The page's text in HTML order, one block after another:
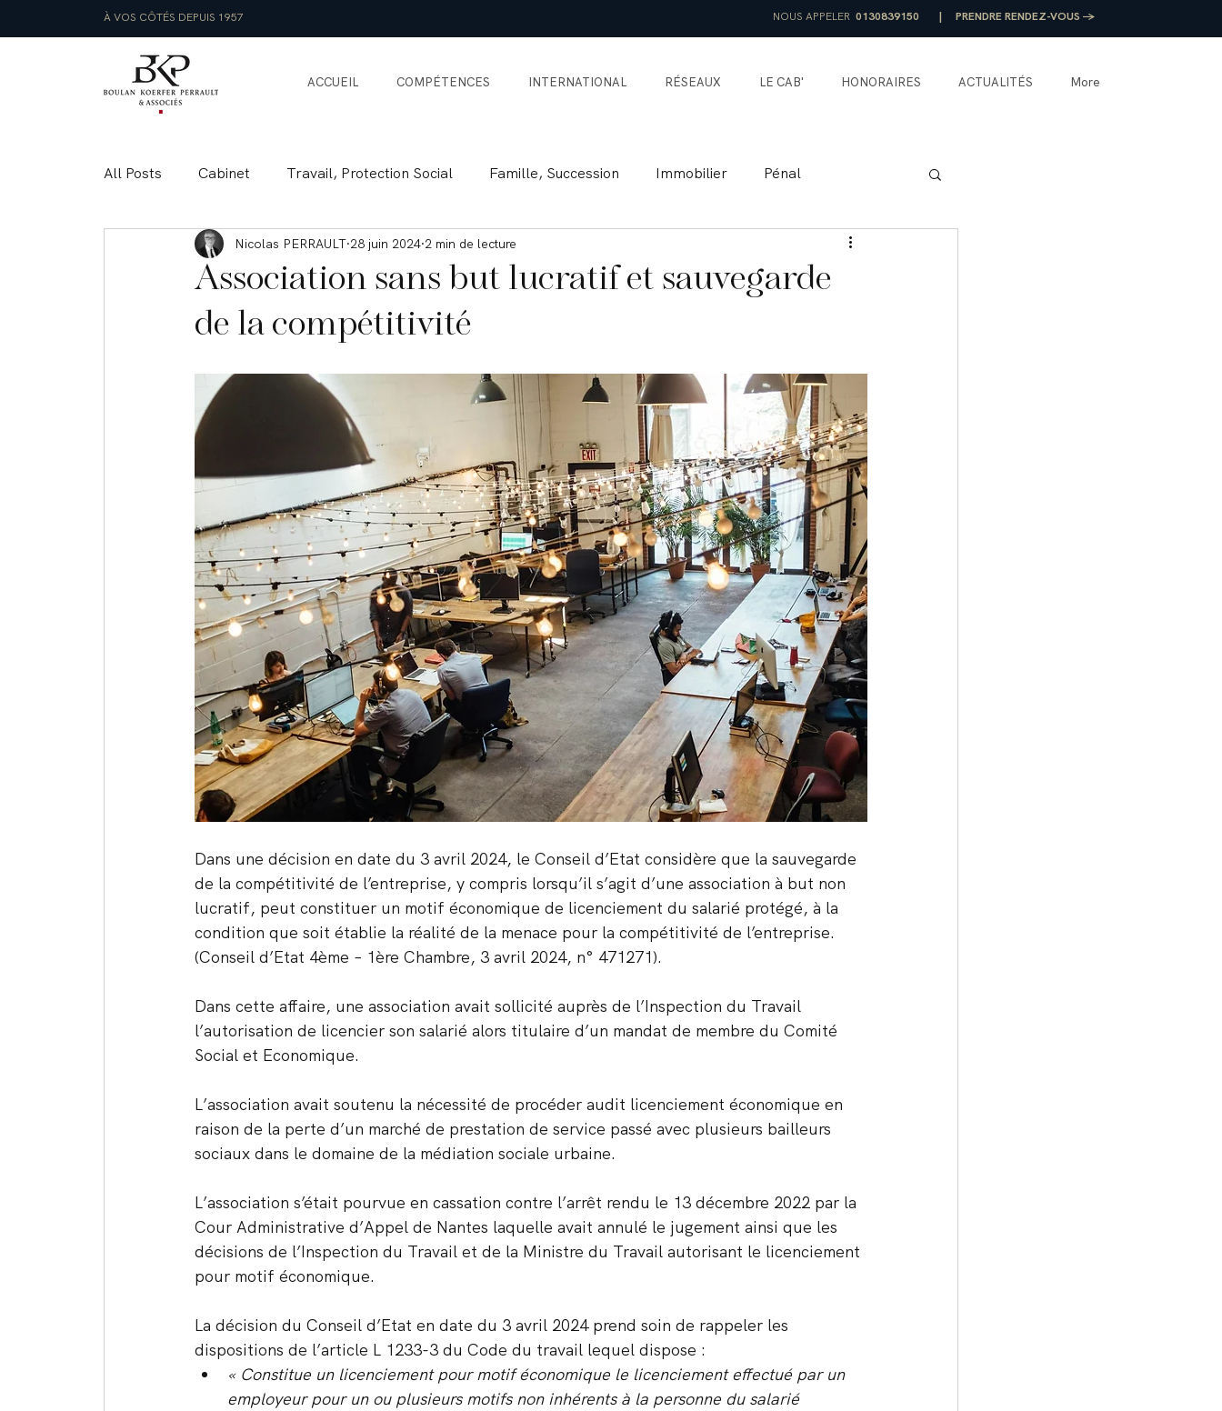
À VOS CÔTÉS DEPUIS 1957 NOUS APPELER 0130839150 | PRENDRE RENDEZ-VOUS →
ACCUEIL COMPÉTENCES INTERNATIONAL RÉSEAUX LE CAB' HONORAIRES ACTUALITÉS More
All Posts Cabinet Travail, Protection Social Famille, Succession Immobilier Pénal
Commercial, Corporate Droit International Privé
Association sans but lucratif et sauvegarde
de la compétitivité
Nicolas PERRAULT 28 juin 2024 2 min de lecture
Dans une décision en date du 3 avril 2024, le Conseil d’Etat considère que la sauvegarde
de la compétitivité de l’entreprise, y compris lorsqu’il s’agit d’une association à but non
lucratif, peut constituer un motif économique de licenciement du salarié protégé, à la
condition que soit établie la réalité de la menace pour la compétitivité de l’entreprise.
(Conseil d’Etat 4ème – 1ère Chambre, 3 avril 2024, n° 471271).
Dans cette affaire, une association avait sollicité auprès de l’Inspection du Travail
l’autorisation de licencier son salarié alors titulaire d’un mandat de membre du Comité
Social et Economique.
L’association avait soutenu la nécessité de procéder audit licenciement économique en
raison de la perte d’un marché de prestation de service passé avec plusieurs bailleurs
sociaux dans le domaine de la médiation sociale urbaine.
L’association s’était pourvue en cassation contre l’arrêt rendu le 13 décembre 2022 par la
Cour Administrative d’Appel de Nantes laquelle avait annulé le jugement ainsi que les
décisions de l’Inspection du Travail et de la Ministre du Travail autorisant le licenciement
pour motif économique.
La décision du Conseil d’Etat en date du 3 avril 2024 prend soin de rappeler les
dispositions de l’article L 1233-3 du Code du travail lequel dispose :
« Constitue un licenciement pour motif économique le licenciement effectué par un
employeur pour un ou plusieurs motifs non inhérents à la personne du salarié